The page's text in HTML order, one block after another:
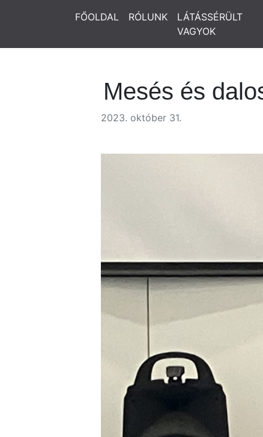
FŐOLDAL RÓLUNK
LÁTÁSSÉRÜLT
VAGYOK
Mesés és
2023. október 31.